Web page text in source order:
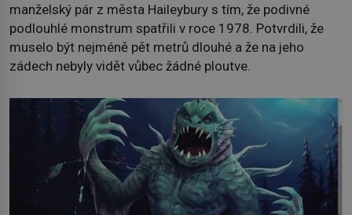
manželský pár z města Haileybury s tím, že podivné
podlouhlé monstrum spatřili v roce 1978. Potvrdili, že
muselo být nejméně pět metrů dlouhé a že na jeho
zádech nebyly vidět vůbec žádné ploutve.